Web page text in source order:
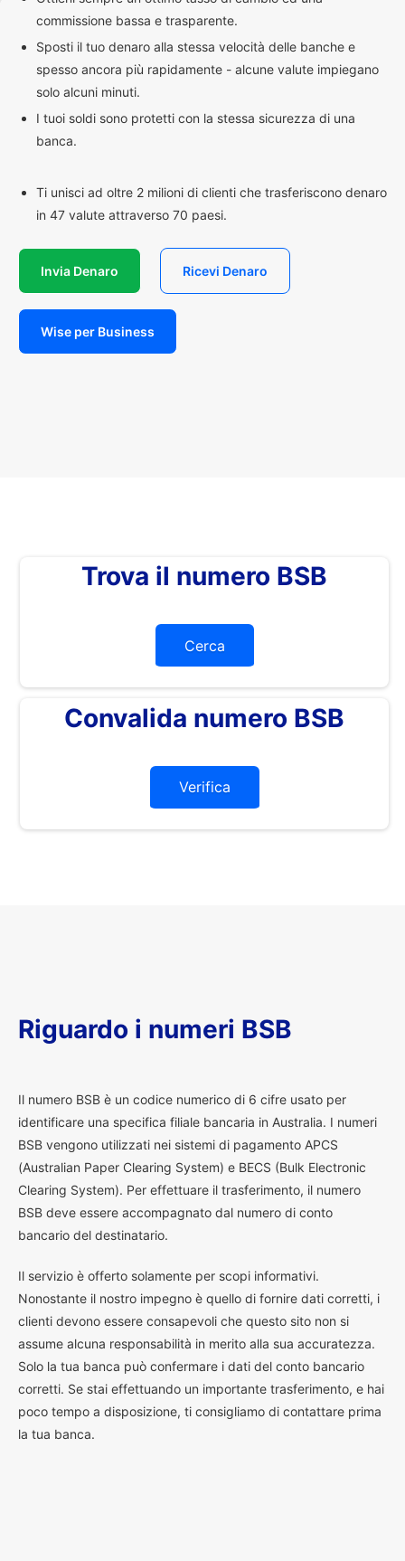
commissione bassa e trasparente.
Sposti il tuo denaro alla stessa velocità delle banche e
spesso ancora più rapidamente - alcune valute impiegano
solo alcuni minuti.
I tuoi soldi sono protetti con la stessa sicurezza di una
banca.
Ti unisci ad oltre 2 milioni di clienti che trasferiscono denaro
in 47 valute attraverso 70 paesi.
Invia Denaro Ricevi Denaro
Wise per Business
Trova il numero BSB
Cerca
Convalida numero BSB
Verifica
Riguardo i numeri BSB
Il numero BSB è un codice numerico di 6 cifre usato per
identificare una specifica filiale bancaria in Australia. I numeri
BSB vengono utilizzati nei sistemi di pagamento APCS
(Australian Paper Clearing System) e BECS (Bulk Electronic
Clearing System). Per effettuare il trasferimento, il numero
BSB deve essere accompagnato dal numero di conto
bancario del destinatario.
Il servizio è offerto solamente per scopi informativi.
Nonostante il nostro impegno è quello di fornire dati corretti, i
clienti devono essere consapevoli che questo sito non si
assume alcuna responsabilità in merito alla sua accuratezza.
Solo la tua banca può confermare i dati del conto bancario
corretti. Se stai effettuando un importante trasferimento, e hai
poco tempo a disposizione, ti consigliamo di contattare prima
la tua banca.